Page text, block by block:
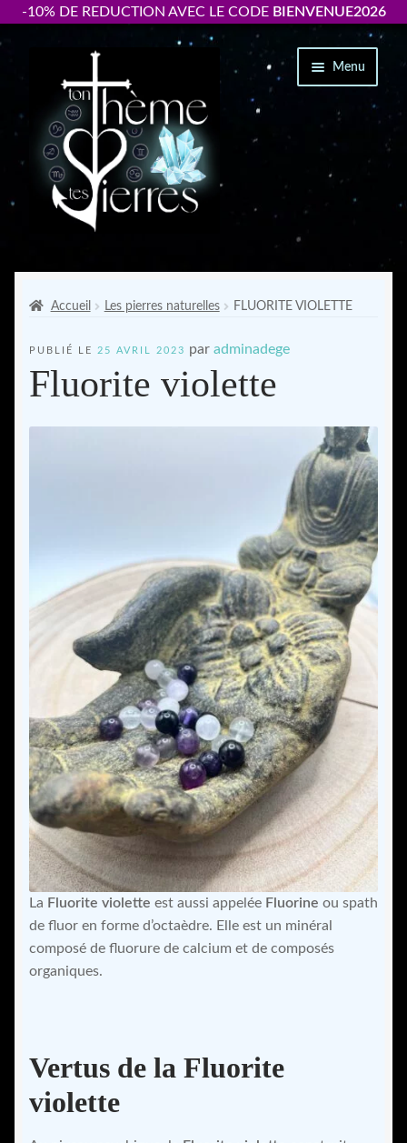
-10% DE REDUCTION AVEC LE CODE BIENVENUE2026
navigation
contenu
Menu
Bracelets par signe astrologique
Ouvrir
Accessoires
Guide d’entretien de ton bracelet
Guide des tailles
Contact
Mon compte
Accueil Les pierres naturelles FLUORITE VIOLETTE
PUBLIÉ LE 25 AVRIL 2023 par adminadege
Fluorite violette
La Fluorite violette est aussi appelée Fluorine ou spath
de fluor en forme d’octaèdre. Elle est un minéral
composé de fluorure de calcium et de composés
organiques.
Vertus de la Fluorite
violette